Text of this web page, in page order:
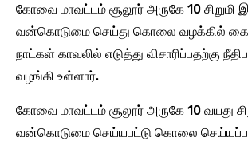
கோவை மாவட்டம் சூலூர் அருகே 10 சிறுமி
வன்கொடுமை செய்து கொலை வழக்கில்
நாட்கள் காவலில் எடுத்து விசாரிப்பதற்கு
வழங்கி உள்ளார்.
​கோவை மாவட்டம் சூலூர் அருகே 10 வயது
வன்கொடுமை செய்யபட்டு கொலை